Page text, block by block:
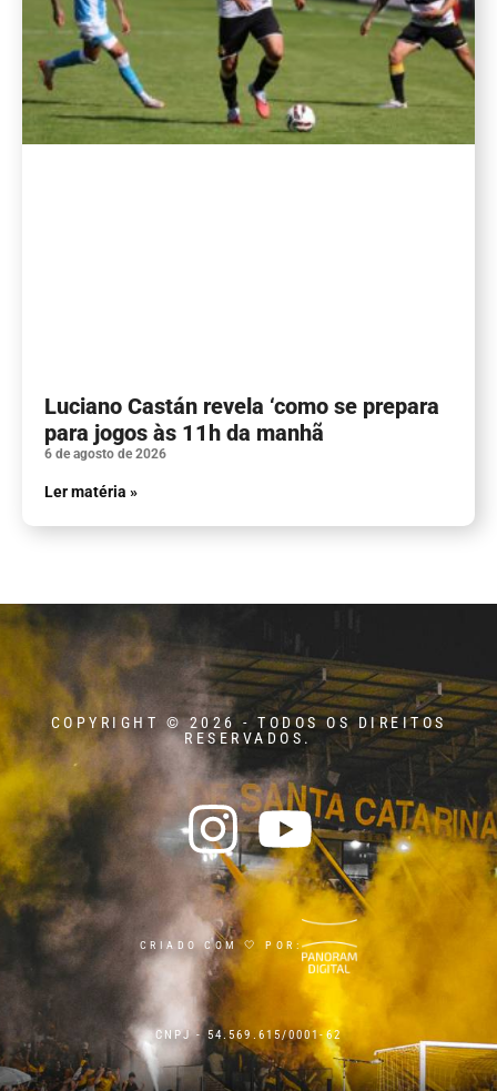
Luciano Castán revela ‘como se prepara
para jogos às 11h da manhã
6 de agosto de 2026
Ler matéria »
COPYRIGHT © 2026 - TODOS OS DIREITOS
RESERVADOS.
CRIADO COM 🤍 POR:
CNPJ - 54.569.615/0001-62